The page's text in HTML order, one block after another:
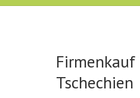
Firmenkauf
Tschechien